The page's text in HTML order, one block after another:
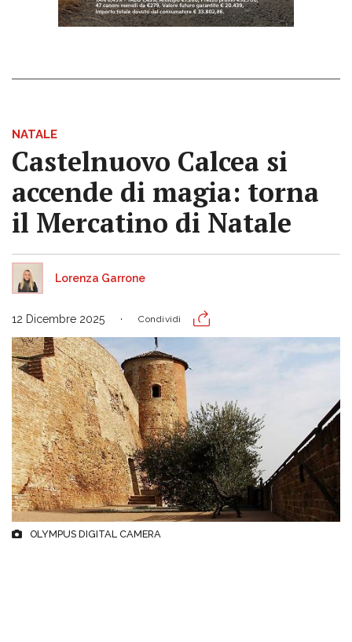
NATALE
Castelnuovo Calcea si
accende di magia: torna
il Mercatino di Natale
Lorenza Garrone
12 Dicembre 2025 Condividi
OLYMPUS DIGITAL CAMERA